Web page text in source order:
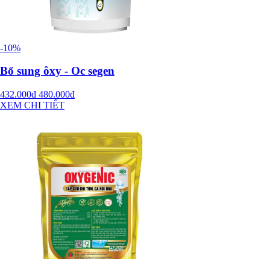
-10%
Bổ sung ôxy - Oc segen
432.000đ 480.000đ
XEM CHI TIẾT